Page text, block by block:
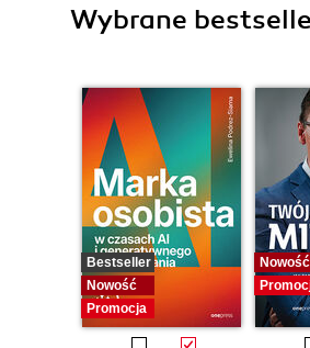
Wybrane
Bestseller
Nowość
Promocja
Nowość